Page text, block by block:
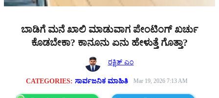
ಬಾಡಿಗೆ ಮನೆ ಖಾಲಿ ಮಾಡುವಾಗ ಪೇಂಟಿಂಗ್ ಖರ್ಚು
ಕೊಡಬೇಕಾ? ಕಾನೂನು ಏನು ಹೇಳುತ್ತೆ ಗೊತ್ತಾ?
ರಕ್ಷಿತ್ ಎಂ
CATEGORIES:ಸಾರ್ವಜನಿಕ ಮಾಹಿತಿ Mar 19, 2026 7:13 AM